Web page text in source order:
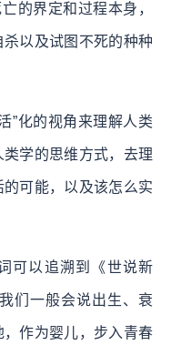
的界定和过程本身，
以及试图不死的种种
”化的视角来理解人类
学的思维方式，去理
可能，以及该怎么实
可以追溯到《世说新
们一般会说出生、衰
作为婴儿，步入青春